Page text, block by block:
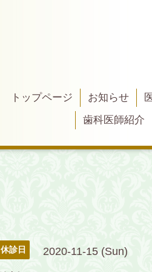
トップページ お知らせ
歯科医師紹介
休診日 2020-11-15 (Sun)